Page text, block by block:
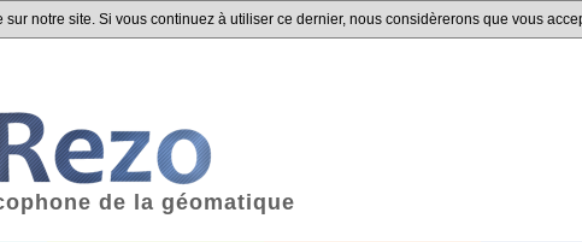
notre site. Si vous continuez à utiliser ce dernier, nous considèrerons que vous
de la géomatique